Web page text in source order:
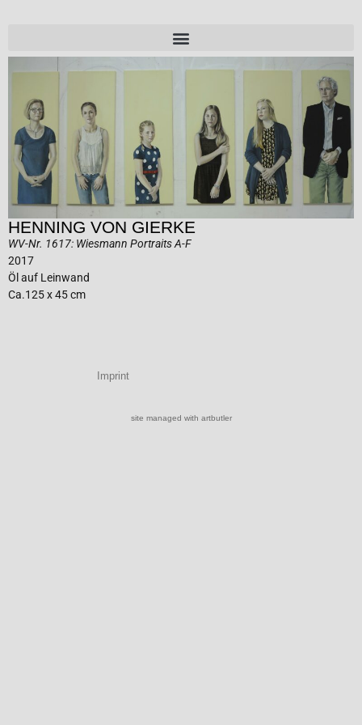
HENNING VON GIERKE
WV-Nr. 1617: Wiesmann Portraits A-F
2017
Öl auf Leinwand
Ca.125 x 45 cm
Imprint
site managed with artbutler